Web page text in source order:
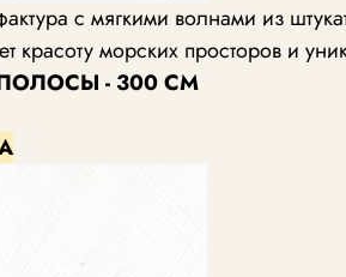
с мягкими волнами из
красоту морских просторов и
- 300 СМ